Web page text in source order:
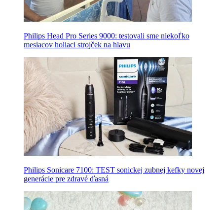
Philips Head Pro Series 9000: testovali sme niekoľko
mesiacov holiaci strojček na hlavu
Philips Sonicare 7100: TEST sonickej zubnej kefky novej
generácie pre zdravé ďasná